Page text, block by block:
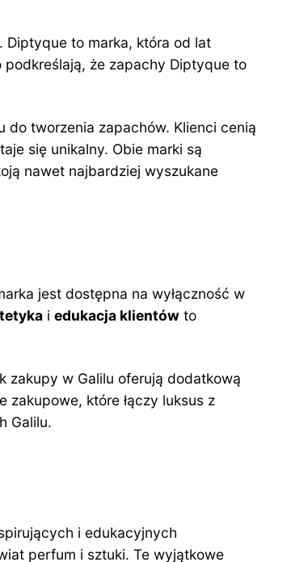
. Diptyque to marka, która od lat
że zapachy Diptyque to
do tworzenia zapachów. Klienci cenią
się unikalny. Obie marki są
nawet najbardziej wyszukane
jest dostępna na wyłączność w
i edukacja klientów to
zakupy w Galilu oferują dodatkową
które łączy luksus z
Galilu.
i edukacyjnych
perfum i sztuki. Te wyjątkowe